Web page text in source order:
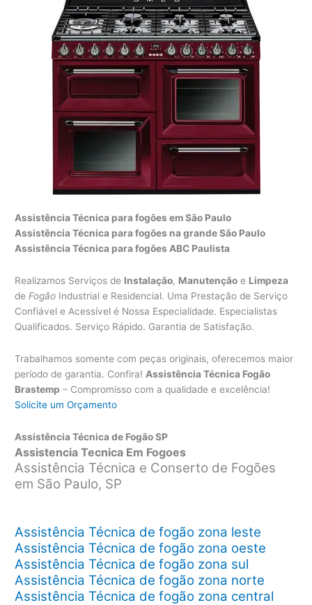
Assistência Técnica para fogões em São Paulo
Assistência Técnica para fogões na grande São Paulo
Assistência Técnica para fogões ABC Paulista
Realizamos Serviços de Instalação, Manutenção e Limpeza
de Fogão Industrial e Residencial. Uma Prestação de Serviço
Confiável e Acessível é Nossa Especialidade. Especialistas
Qualificados. Serviço Rápido. Garantia de Satisfação.
Trabalhamos somente com peças originais, oferecemos maior
período de garantia. Confira! Assistência Técnica Fogão
Brastemp – Compromisso com a qualidade e excelência!
Solicite um Orçamento
Assistência Técnica de Fogão SP
Assistencia Tecnica Em Fogoes
Assistência Técnica e Conserto de Fogões
em São Paulo, SP
Assistência Técnica de fogão zona leste
Assistência Técnica de fogão zona oeste
Assistência Técnica de fogão zona sul
Assistência Técnica de fogão zona norte
Assistência Técnica de fogão zona central